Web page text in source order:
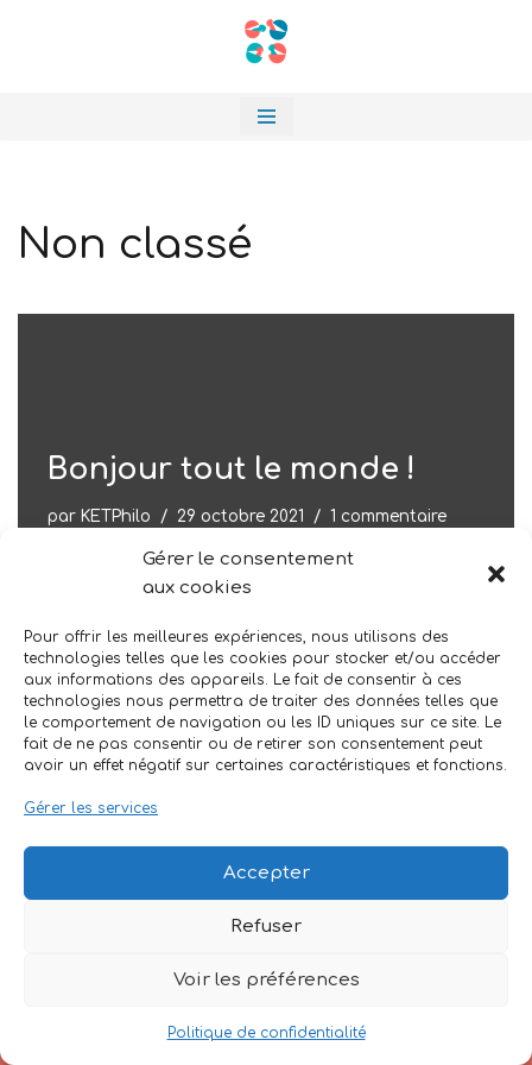
Gérer le consentement
aux cookies
Pour offrir les meilleures expériences, nous utilisons des
technologies telles que les cookies pour stocker et/ou accéder
aux informations des appareils. Le fait de consentir à ces
technologies nous permettra de traiter des données telles que
le comportement de navigation ou les ID uniques sur ce site. Le
fait de ne pas consentir ou de retirer son consentement peut
avoir un effet négatif sur certaines caractéristiques et fonctions.
Gérer les services
Accepter
Refuser
Voir les préférences
Politique de confidentialité
Non classé
Bonjour tout le monde !
par KETPhilo 29 octobre 2021 1 commentaire
Bienvenue sur WordPress. Ceci est votre
premier article. Modifiez-le ou supprimez-le,
puis commencez à écrire !
| Propulsé parWordPress